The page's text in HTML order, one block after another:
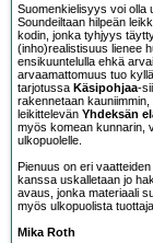
Suomenkielisyys voi olla
Soundeiltaan hilpeän
kodin, jonka tyhjyys
(inho)realistisuus lienee
ensikuuntelulla ehkä
arvaamattomuus tuo
tarjotussa Käsipohjaa-
rakennetaan
leikittelevän Yhdeksän
myös komean kunnarin,
ulkopuolelle.
Pienuus on eri
kanssa uskalletaan jo
avaus, jonka materiaali
myös ulkopuolista
Mika Roth